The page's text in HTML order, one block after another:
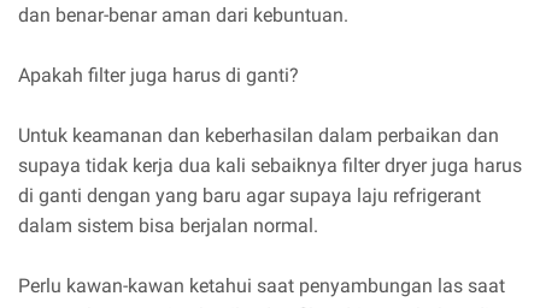
dan benar-benar aman dari kebuntuan.
Apakah filter juga harus di ganti?
Untuk keamanan dan keberhasilan dalam perbaikan dan
supaya tidak kerja dua kali sebaiknya filter dryer juga harus
di ganti dengan yang baru agar supaya laju refrigerant
dalam sistem bisa berjalan normal.
Perlu kawan-kawan ketahui saat penyambungan las saat